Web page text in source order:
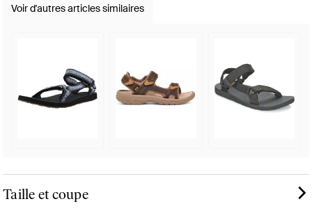
Voir d'autres articles similaires
Taille et coupe